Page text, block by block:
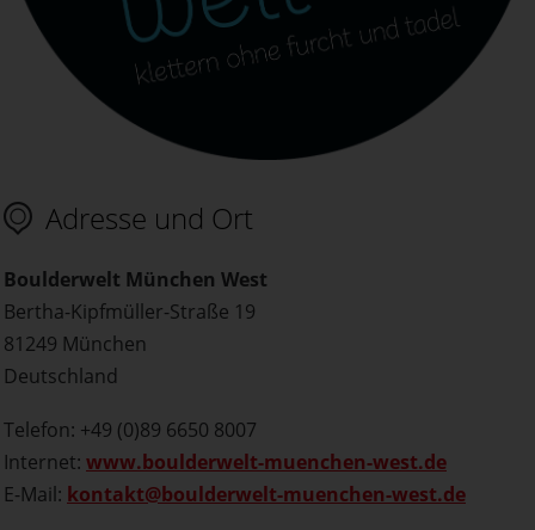
Adresse und Ort
Boulderwelt München West
Bertha-Kipfmüller-Straße 19
81249 München
Deutschland
Telefon: +49 (0)89 6650 8007
Internet: www.boulderwelt-muenchen-west.de
E-Mail: kontakt@boulderwelt-muenchen-west.de